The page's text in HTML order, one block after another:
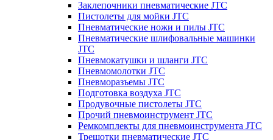
Заклепочники пневматические JTC
Пистолеты для мойки JTC
Пневматические ножи и пилы JTC
Пневматические шлифовальные машинки
JTC
Пневмокатушки и шланги JTC
Пневмомолотки JTC
Пневморазъемы JTC
Подготовка воздуха JTC
Продувочные пистолеты JTC
Прочий пневмоинструмент JTC
Ремкомплекты для пневмоинструмента JTC
Трещотки пневматические JTC